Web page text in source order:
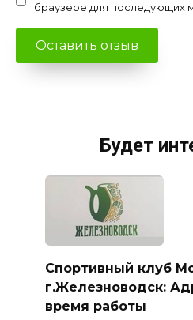
браузере для последующих
Будет
Спортивный клуб
г.Железноводск:
время работы